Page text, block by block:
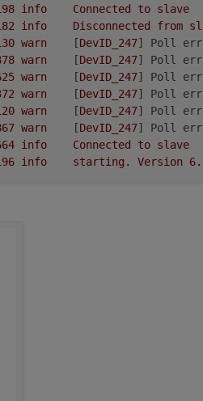
info Connected to slave
info Disconnected from
warn
	[
DevID_247] Poll
warn
	[
DevID_247] Poll
warn
	[
DevID_247] Poll
warn
	[
DevID_247] Poll
warn
	[
DevID_247] Poll
warn
	[
DevID_247] Poll
info Connected to slave
info starting. Version